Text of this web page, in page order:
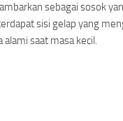
sebagai sosok
sisi gelap yang
alami saat masa kecil.